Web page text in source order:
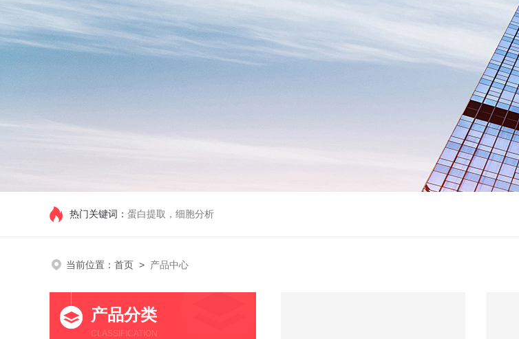
热门关键词： 蛋白提取，细胞分析
当前位置： 首页 > 产品中心
产品分类
CLASSIFICATION